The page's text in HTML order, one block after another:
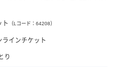
ト （Lコード：64208）
ラインチケット
り